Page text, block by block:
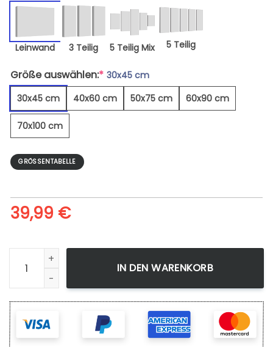
Leinwand 3 Teilig 5 Teilig Mix 5 Teilig
Größe auswählen:* 30x45 cm
30x45 cm
40x60 cm 50x75 cm 60x90 cm
70x100 cm
GRÖSSENTABELLE
39,99 €
Herrlicher Blue Beach Pier - Leinwandbild Menge
IN DEN WARENKORB